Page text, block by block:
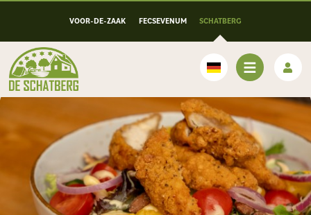
VOOR-DE-ZAAK FECSEVENUM SCHATBERG
Deutsch